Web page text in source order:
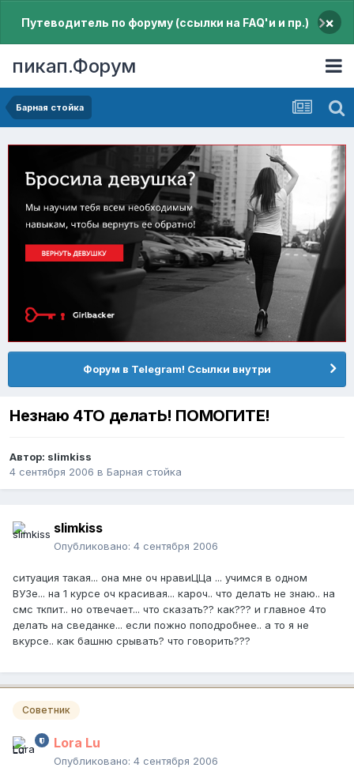
Путеводитель по форуму (ссылки на FAQ'и и пр.) ×
пикап.Форум
Барная стойка
Форум в Telegram! Ссылки внутри
Незнаю 4ТО делатЬ! ПОМОГИТЕ!
Автор: slimkiss
4 сентября 2006 в Барная стойка
slimkiss
Опубликовано: 4 сентября 2006
ситуация такая... она мне оч нравиЦЦа ... учимся в одном
ВУЗе... на 1 курсе оч красивая... кароч.. что делать не знаю.. на
смс ткпит.. но отвечает... что сказать?? как??? и главное 4то
делать на сведанке... если пожно поподробнее.. а то я не
вкурсе.. как башню срывать? что говорить???
Советник
Lora Lu
Опубликовано: 4 сентября 2006